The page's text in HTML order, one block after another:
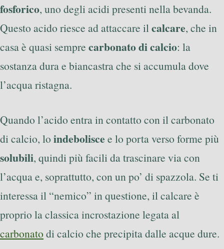
fosforico, uno degli acidi presenti nella bevanda.
Questo acido riesce ad attaccare ilcalcare, che in
casa è quasi sempre carbonato di calcio: la
sostanza dura e biancastra che si accumula dove
l’acqua ristagna.
Quando l’acido entra in contatto con il carbonato
di calcio, lo indebolisce e lo porta verso forme più
solubili, quindi più facili da trascinare via con
l’acqua e, soprattutto, con un po’ di spazzola. Se ti
interessa il “nemico” in questione, il calcare è
proprio la classica incrostazione legata al
carbonato di calcio che precipita dalle acque dure.